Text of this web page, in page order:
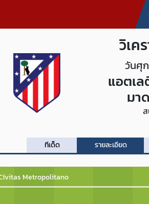
วิเค
วันศุ
แอตเล
มา
ทีเด็ด รายละเอียด
Metropolitano